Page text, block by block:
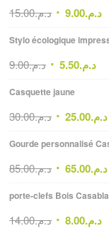
د.م.15.00 د.م.9.00
Stylo écologique
د.م.9.00 د.م.5.50
Casquette jaune
د.م.30.00 د.م.25.00
Gourde personnalisé
د.م.85.00 د.م.65.00
porte-clefs Bois
د.م.14.00 د.م.8.00